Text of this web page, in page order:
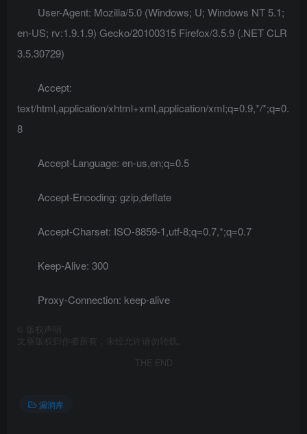
User-Agent: Mozilla/5.0 (Windows; U; Windows NT 5.1;
en-US; rv:1.9.1.9) Gecko/20100315 Firefox/3.5.9 (.NET CLR
3.5.30729)
Accept:
text/html,application/xhtml+xml,application/xml;q=0.9,*/*;q=0.
8
Accept-Language: en-us,en;q=0.5
Accept-Encoding: gzip,deflate
Accept-Charset: ISO-8859-1,utf-8;q=0.7,*;q=0.7
Keep-Alive: 300
Proxy-Connection: keep-alive
版权声明
文章版权归作者所有，未经允许请勿转载。
THE END
漏洞库